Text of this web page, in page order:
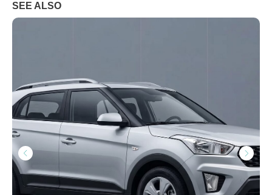
SEE ALSO